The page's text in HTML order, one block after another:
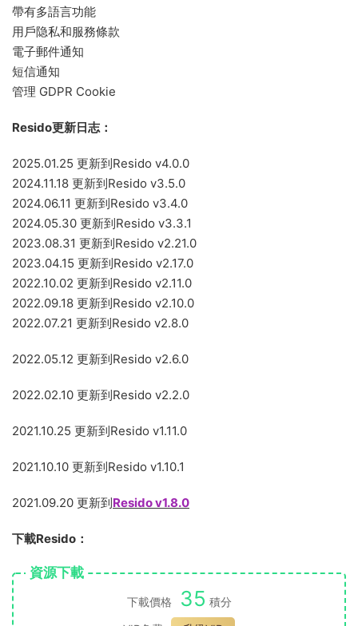
帶有多語言功能
用戶隐私和服務條款
電子郵件通知
短信通知
管理 GDPR Cookie
Resido更新日志：
2025.01.25 更新到Resido v4.0.0
2024.11.18 更新到Resido v3.5.0
2024.06.11 更新到Resido v3.4.0
2024.05.30 更新到Resido v3.3.1
2023.08.31 更新到Resido v2.21.0
2023.04.15 更新到Resido v2.17.0
2022.10.02 更新到Resido v2.11.0
2022.09.18 更新到Resido v2.10.0
2022.07.21 更新到Resido v2.8.0
2022.05.12 更新到Resido v2.6.0
2022.02.10 更新到Resido v2.2.0
2021.10.25 更新到Resido v1.11.0
2021.10.10 更新到Resido v1.10.1
2021.09.20 更新到Resido v1.8.0
下載Resido：
資源下載
下載價格 35 積分